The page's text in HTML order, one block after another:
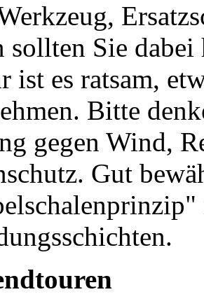
sollten Sie
ist es ratsam,
Bitte
gegen Wind,
Gut